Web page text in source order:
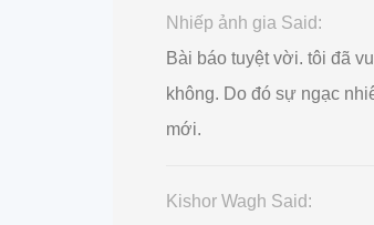
Nhiếp ảnh gia Said:
Bài báo tuyệt vời. tôi đã
không. Do đó sự ngạc
mới.
Kishor Wagh Said: